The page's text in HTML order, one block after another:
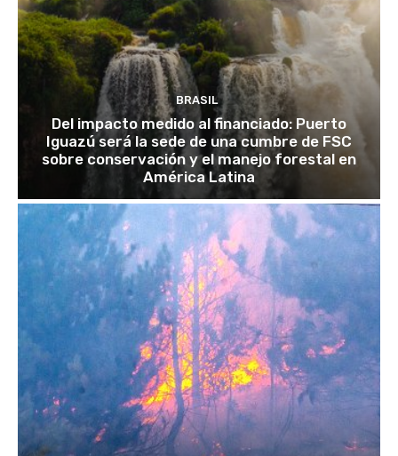
BRASIL
Del impacto medido al financiado: Puerto
Iguazú será la sede de una cumbre de FSC
sobre conservación y el manejo forestal en
América Latina